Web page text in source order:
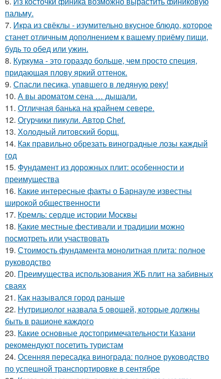
пальму.
7. Икра из свёклы - изумительно вкусное блюдо, которое
станет отличным дополнением к вашему приёму пищи,
будь то обед или ужин.
8. Куркума - это гораздо больше, чем просто специя,
придающая плову яркий оттенок.
9. Спасли песика, упaвшего в ледяную рeку!
10. А вы ароматом сена … дышали.
11. Отличная банька на крайнем севере.
12. Огурчики пикули. Автор Chef.
13. Холодный литовский борщ.
14. Как правильно обрезать виноградные лозы каждый
год
15. Фундамент из дорожных плит: особенности и
преимущества
16. Какие интересные факты о Барнауле известны
широкой общественности
17. Кремль: сердце истории Москвы
18. Какие местные фестивали и традиции можно
посмотреть или участвовать
19. Стоимость фундамента монолитная плита: полное
руководство
20. Преимущества использования ЖБ плит на забивных
сваях
21. Как назывался город раньше
22. Нутрициолог назвала 5 овощей, которые должны
быть в рационе каждого
23. Какие основные достопримечательности Казани
рекомендуют посетить туристам
24. Осенняя пересадка винограда: полное руководство
по успешной транспортировке в сентябре